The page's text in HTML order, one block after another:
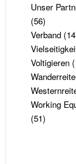
Unser
(56)
Verband
Voltigieren
Working
(51)